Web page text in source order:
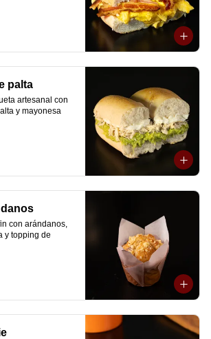
palta
artesanal con
y mayonesa
con arándanos,
y topping de